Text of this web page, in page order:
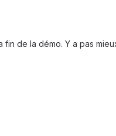
de la démo. Y a pas